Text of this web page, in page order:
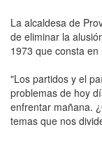
La alcaldesa de
de eliminar la
1973 que consta
"Los partidos y el
problemas de hoy
enfrentar mañana.
temas que nos